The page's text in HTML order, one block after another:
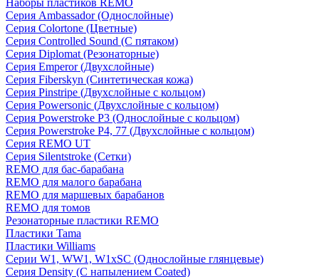
Наборы пластиков REMO
Серия Ambassador (Однослойные)
Серия Colortone (Цветные)
Серия Controlled Sound (С пятаком)
Серия Diplomat (Резонаторные)
Серия Emperor (Двухслойные)
Серия Fiberskyn (Синтетическая кожа)
Серия Pinstripe (Двухслойные с кольцом)
Серия Powersonic (Двухслойные с кольцом)
Серия Powerstroke P3 (Однослойные с кольцом)
Серия Powerstroke P4, 77 (Двухслойные с кольцом)
Серия REMO UT
Серия Silentstroke (Сетки)
REMO для бас-барабана
REMO для малого барабана
REMO для маршевых барабанов
REMO для томов
Резонаторные пластики REMO
Пластики Tama
Пластики Williams
Серии W1, WW1, W1xSC (Однослойные глянцевые)
Серия Density (C напылением Coated)